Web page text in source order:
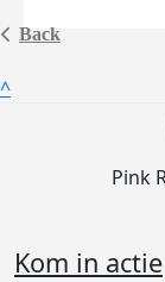
Back
^
Pink
Kom in actie